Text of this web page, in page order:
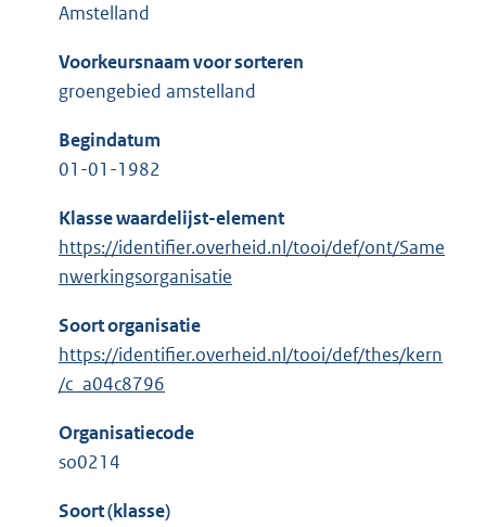
Amstelland
Voorkeursnaam voor sorteren
groengebied amstelland
Begindatum
01-01-1982
Klasse waardelijst-element
https://identifier.overheid.nl/tooi/def/ont/Same
nwerkingsorganisatie
Soort organisatie
https://identifier.overheid.nl/tooi/def/thes/kern
/c_a04c8796
Organisatiecode
so0214
Soort (klasse)